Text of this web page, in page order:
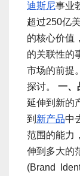
迪斯尼事业
超过250亿
的核心价值
的关联性的
市场的前提
探讨。 一、
延伸到新的
到 新产品中
范围的能力
伸到多大的
(Brand